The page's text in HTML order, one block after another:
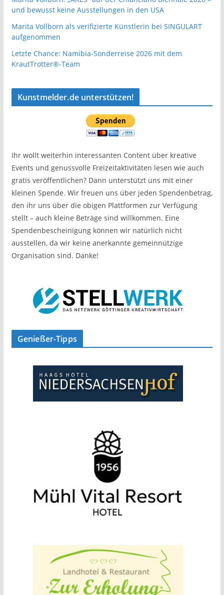
und bewusst keine Ausstellungen in den USA
Marita Vollborn als verifizierte Künstlerin bei SINGULART
aufgenommen
Letzte Chance: Namibia-Sonderreise 2026 mit dem
KrautTrotter®-Team
Kunstmelder.de unterstützen!
Ihr wollt weiterhin interessanten Content über kreative
Events und genussvolle Freizeitaktivitäten lesen wie auch
gratis veröffentlichen? Dann unterstützt uns mit einer
kleinen Spende. Wir freuen uns über jeden Spendenbetrag,
den ihr uns über die obigen Plattformen zur Verfügung
stellt – auch kleine Beträge sind willkommen. Eine
Spendenbescheinigung können wir natürlich nicht
ausstellen, da wir keine anerkannte gemeinnützige
Organisation sind. Danke!
Genießer-Tipps